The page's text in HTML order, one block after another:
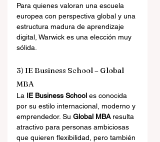
Para quienes valoran una escuela
europea con perspectiva global y una
estructura madura de aprendizaje
digital, Warwick es una elección muy
sólida.
3) IE Business School – Global
MBA
La IE Business School es conocida
por su estilo internacional, moderno y
emprendedor. Su Global MBA resulta
atractivo para personas ambiciosas
que quieren flexibilidad, pero también